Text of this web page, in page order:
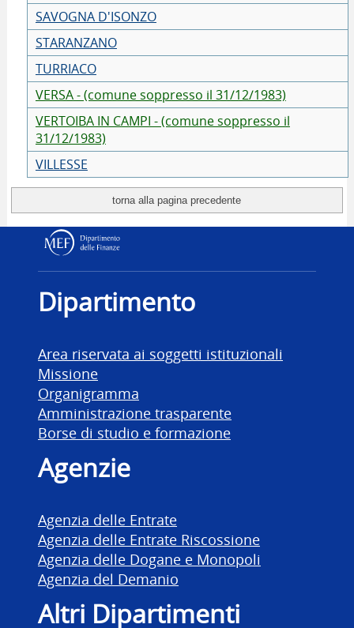
SAVOGNA D'ISONZO
STARANZANO
TURRIACO
VERSA - (comune soppresso il 31/12/1983)
VERTOIBA IN CAMPI - (comune soppresso il
31/12/1983)
VILLESSE
Dipartimento delle
Dipartimento
Area riservata ai soggetti istituzionali
Missione
Organigramma
Amministrazione trasparente
Borse di studio e formazione
Agenzie
Agenzia delle Entrate
Agenzia delle Entrate Riscossione
Agenzia delle Dogane e Monopoli
Agenzia del Demanio
Altri Dipartimenti